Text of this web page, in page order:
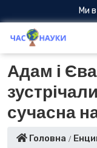
Ми
Адам і
сучасна
Головна